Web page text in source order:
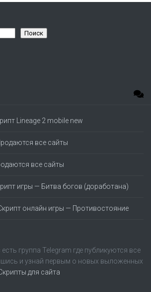
Поиск
Lineage 2 mobile new
все сайты
все сайты
игры — Битва богов (доработана)
онлайн игры — Противостояние
группа Telegram где публикуются все
и узнай первым о новых выложенных
для сайта